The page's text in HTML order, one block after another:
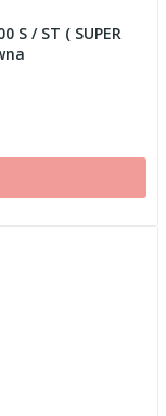
S / ST ( SUPER